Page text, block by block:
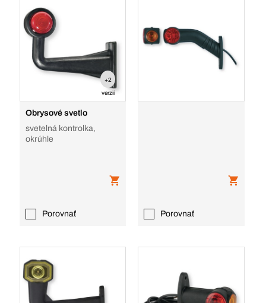
+2
verzií
Obrysové svetlo
svetelná kontrolka,
okrúhle
Porovnať Porovnať